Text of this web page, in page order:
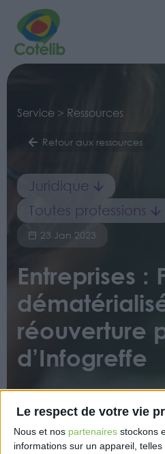
Le respect de votre vie
Nous et nos partenaires stockons
informations sur un appareil,
Service > Ressources
Retour aux ressources
Juridique
Toutes professions
23 Jan 2023
Entreprises :
réouverture
d’Infogreffe